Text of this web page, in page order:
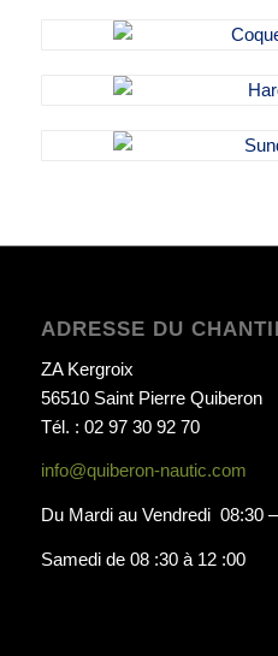
ADRESSE DU
ZA Kergroix
56510 Saint Pierre Quiberon
Tél. : 02 97 30 92 70
info@quiberon-nautic.com
Du Mardi au Vendredi 08:30
Samedi de 08 :30 à 12 :00